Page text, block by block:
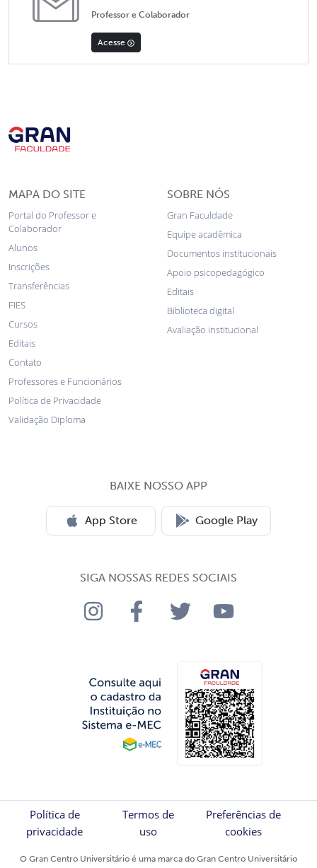
Professor e Colaborador
Acesse
MAPA DO SITE
Portal do Professor e
Colaborador
Alunos
Inscrições
Transferências
FIES
Cursos
Editais
Contato
Professores e Funcionários
Política de Privacidade
Validação Diploma
SOBRE NÓS
Gran Faculdade
Equipe acadêmica
Documentos institucionais
Apoio psicopedagógico
Editais
Biblioteca digital
Avaliação institucional
BAIXE NOSSO APP
App Store Google Play
SIGA NOSSAS REDES SOCIAIS
Política de
privacidade
Termos de
uso
Preferências de
cookies
O Gran Centro Universitário é uma marca do Gran Centro Universitário